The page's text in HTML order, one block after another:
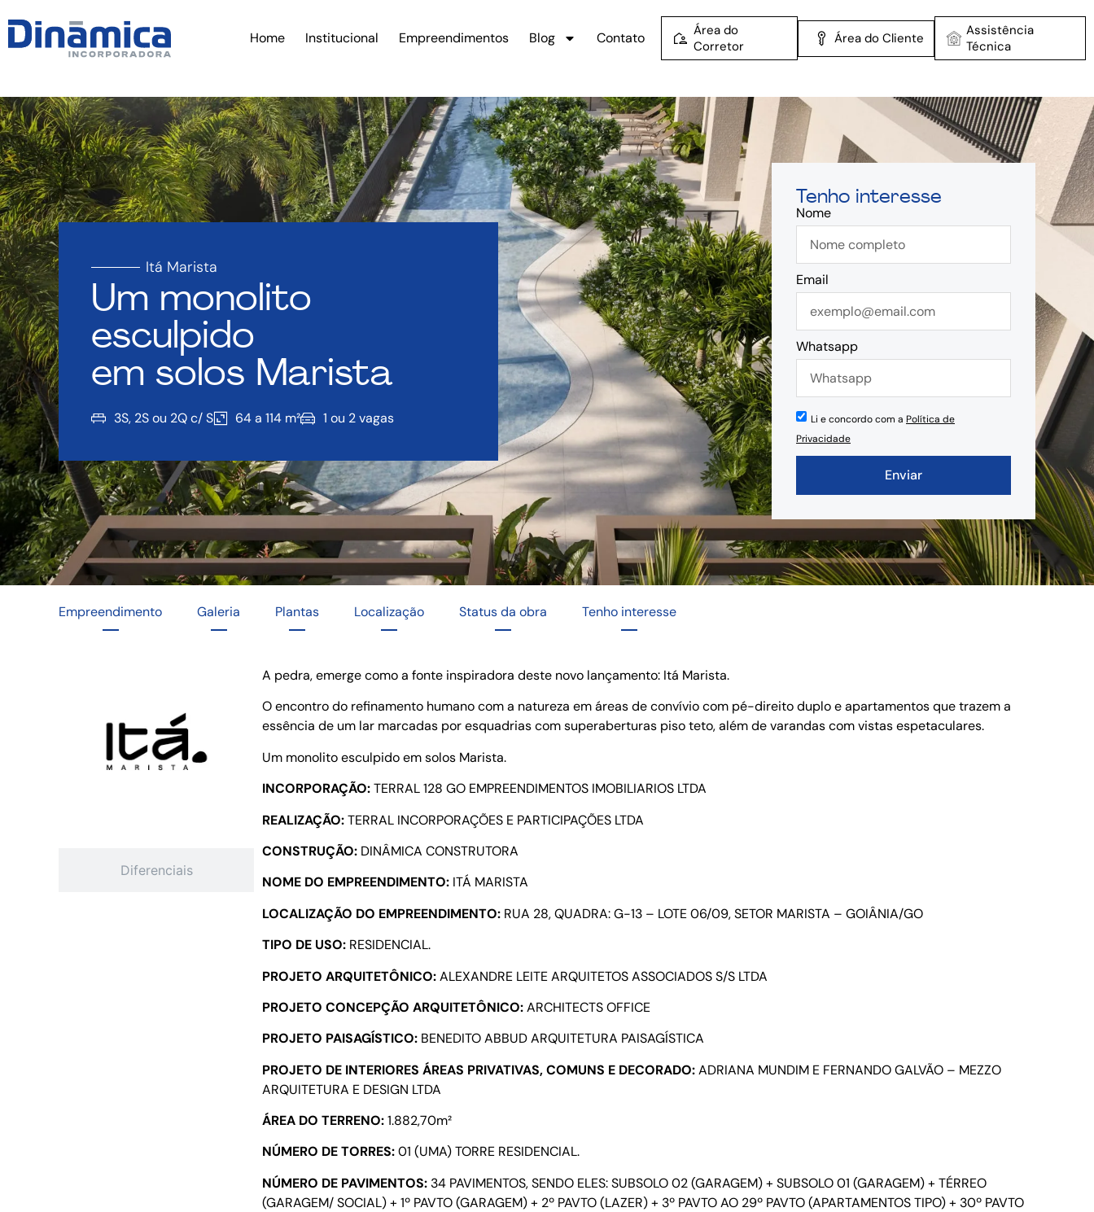
Home Institucional Empreendimentos Blog Contato
Área do
Corretor
Área do Cliente
Assistência
Técnica
Itá Marista
Um monolito
esculpido
em solos Marista
3S, 2S ou 2Q c/ S 64 a 114 m² 1 ou 2 vagas
Tenho interesse
Nome
Email
Whatsapp
Li e concordo com a Política de
Privacidade
Enviar
Empreendimento Galeria Plantas Localização Status da obra Tenho interesse
Diferenciais
A pedra, emerge como a fonte inspiradora deste novo lançamento: Itá Marista.
O encontro do refinamento humano com a natureza em áreas de convívio com pé-direito duplo e apartamentos que trazem a
essência de um lar marcadas por esquadrias com superaberturas piso teto, além de varandas com vistas espetaculares.
Um monolito esculpido em solos Marista.
INCORPORAÇÃO:TERRAL 128 GO EMPREENDIMENTOS IMOBILIARIOS LTDA
REALIZAÇÃO:TERRAL INCORPORAÇÕES E PARTICIPAÇÕES LTDA
CONSTRUÇÃO: DINÂMICA CONSTRUTORA
NOME DO EMPREENDIMENTO: ITÁ MARISTA
LOCALIZAÇÃO DO EMPREENDIMENTO: RUA 28, QUADRA: G-13 – LOTE 06/09, SETOR MARISTA – GOIÂNIA/GO
TIPO DE USO: RESIDENCIAL.
PROJETO ARQUITETÔNICO:ALEXANDRE LEITE ARQUITETOS ASSOCIADOS S/S LTDA
PROJETO CONCEPÇÃO ARQUITETÔNICO:ARCHITECTS OFFICE
PROJETO PAISAGÍSTICO: BENEDITO ABBUD ARQUITETURA PAISAGÍSTICA
PROJETO DE INTERIORES ÁREAS PRIVATIVAS, COMUNS E DECORADO:ADRIANA MUNDIM E FERNANDO GALVÃO – MEZZO
ARQUITETURA E DESIGN LTDA
ÁREA DO TERRENO:1.882,70m²
NÚMERO DE TORRES:01 (UMA) TORRE RESIDENCIAL.
NÚMERO DE PAVIMENTOS: 34 PAVIMENTOS, SENDO ELES: SUBSOLO 02 (GARAGEM) + SUBSOLO 01 (GARAGEM) + TÉRREO
(GARAGEM/ SOCIAL) + 1º PAVTO (GARAGEM) + 2º PAVTO (LAZER) + 3º PAVTO AO 29º PAVTO (APARTAMENTOS TIPO) + 30º PAVTO